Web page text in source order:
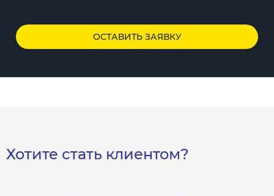
ОСТАВИТЬ ЗАЯВКУ
Хотите стать клиентом?